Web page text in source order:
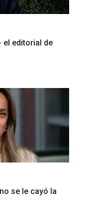
el editorial de
se le cayó la